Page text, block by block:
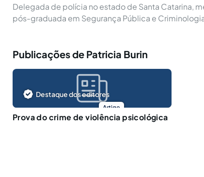
Delegada de polícia no estado de Santa Catarina,
pós-graduada em Segurança Pública e
Publicações de Patricia Burin
Artigo
Destaque dos editores
Prova do crime de violência psicológica